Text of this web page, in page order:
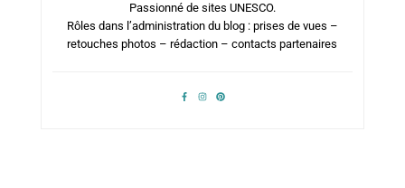
Passionné de sites UNESCO.
Rôles dans l’administration du blog : prises de vues –
retouches photos – rédaction – contacts partenaires